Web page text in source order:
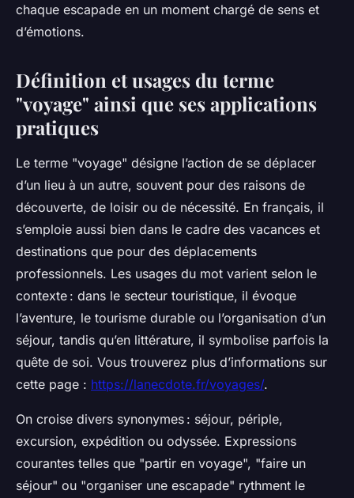
chaque escapade en un moment chargé de sens et
d’émotions.
Définition et usages du terme
"voyage" ainsi que ses applications
pratiques
Le terme "voyage" désigne l’action de se déplacer
d’un lieu à un autre, souvent pour des raisons de
découverte, de loisir ou de nécessité. En français, il
s’emploie aussi bien dans le cadre des vacances et
destinations que pour des déplacements
professionnels. Les usages du mot varient selon le
contexte : dans le secteur touristique, il évoque
l’aventure, le tourisme durable ou l’organisation d’un
séjour, tandis qu’en littérature, il symbolise parfois la
quête de soi. Vous trouverez plus d’informations sur
cette page : https://lanecdote.fr/voyages/.
On croise divers synonymes : séjour, périple,
excursion, expédition ou odyssée. Expressions
courantes telles que "partir en voyage", "faire un
séjour" ou "organiser une escapade" rythment le